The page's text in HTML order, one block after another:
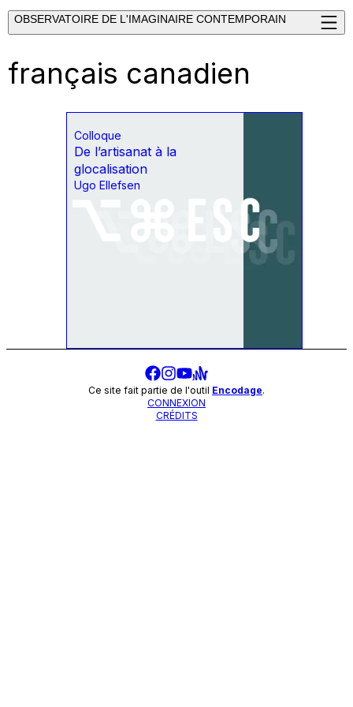
OBSERVATOIRE DE L'IMAGINAIRE CONTEMPORAIN
français canadien
Colloque
De l’artisanat à la
glocalisation
Ugo Ellefsen
Ce site fait partie de l'outil Encodage.
CONNEXION
CRÉDITS